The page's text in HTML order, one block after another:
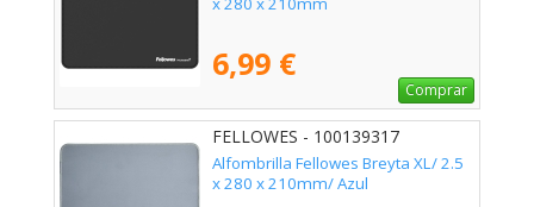
6,99 €
Comprar
FELLOWES - 100139317
Alfombrilla Fellowes Breyta XL/ 2.5
x 280 x 210mm/ Azul